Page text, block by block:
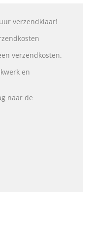
verzendklaar!
verzendkosten.
en
naar de